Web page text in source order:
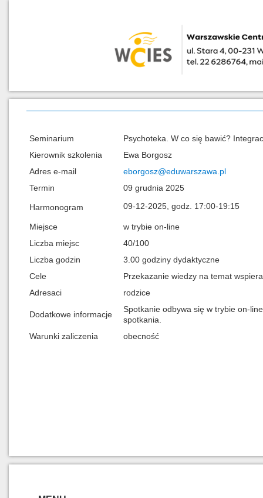
Seminarium
Psychoteka. W co się bawić?
Kierownik szkolenia
Ewa Borgosz
Adres e-mail
eborgosz@eduwarszawa.pl
Termin
09 grudnia 2025
Harmonogram 09-12-2025, godz. 17:00-19:15
Miejsce
w trybie on-line
Liczba miejsc
40/100
Liczba godzin
3.00 godziny dydaktyczne
Cele
Przekazanie wiedzy na temat
Adresaci
rodzice
Dodatkowe informacje
Spotkanie odbywa się w trybie on-
spotkania.
Warunki zaliczenia
obecność